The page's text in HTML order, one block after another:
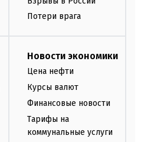
Потери врага
Новости экономики
Цена нефти
Курсы валют
Финансовые новости
Тарифы на
коммунальные услуги